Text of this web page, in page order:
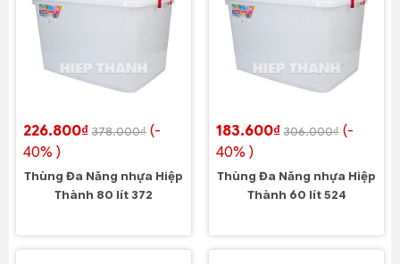
226.800₫ 378.000₫ (-
40% )
Thùng Đa Năng nhựa Hiệp
Thành 80 lít 372
183.600₫ 306.000₫ (-
40% )
Thùng Đa Năng nhựa Hiệp
Thành 60 lít 524